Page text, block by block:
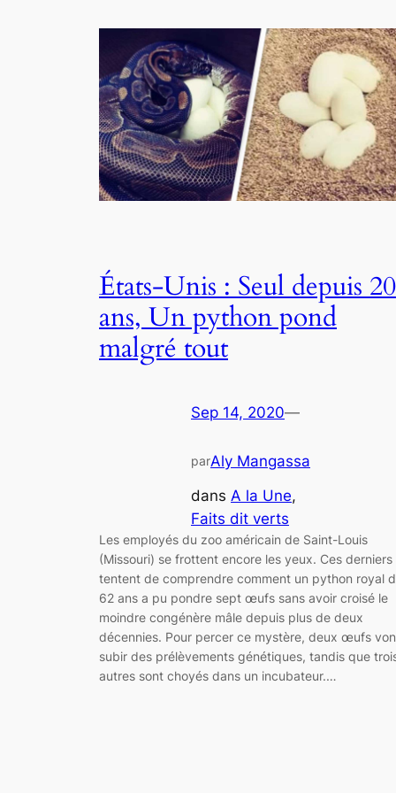
États-Unis : Seul depuis 20
ans, Un python pond
malgré tout
Sep 14, 2020—
parAly Mangassa
dans A la Une
Faits dit verts
Les employés du zoo américain de Saint-Louis
(Missouri) se frottent encore les yeux. Ces derniers
tentent de comprendre comment un python royal
62 ans a pu pondre sept œufs sans avoir croisé le
moindre congénère mâle depuis plus de deux
décennies. Pour percer ce mystère, deux œufs
subir des prélèvements génétiques, tandis que
autres sont choyés dans un incubateur.…